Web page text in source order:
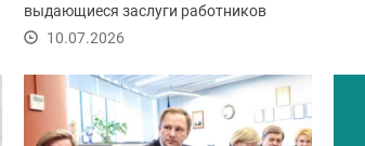
выдающиеся заслуги работников
предприятий, наставников...
10.07.2026